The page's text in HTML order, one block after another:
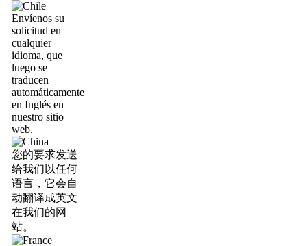
Envíenos su
solicitud en
cualquier
idioma, que
luego se
traducen
automáticamente
en Inglés en
nuestro sitio
web.
您的要求发送
给我们以任何
语言，它会自
动翻译成英文
在我们的网
站。